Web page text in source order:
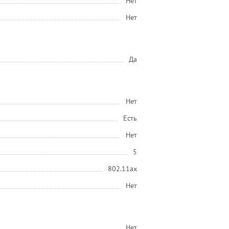
Нет
Да
Нет
Есть
Нет
5
802.11ax
Нет